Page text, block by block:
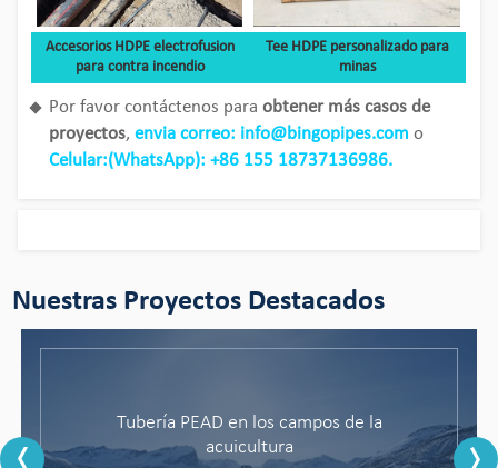
Accesorios HDPE electrofusion
para contra incendio
Tee HDPE personalizado para
minas
Por favor contáctenos paraobtener más casos de
proyectos,envia correo: info@bingopipes.com o
Celular:(WhatsApp): +86 155 18737136986.
Nuestras Proyectos Destacados
Tubería PEAD en los campos de la
acuicultura